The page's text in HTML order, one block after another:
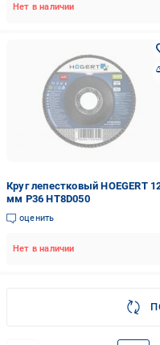
Нет в наличии
Круг лепестковый HOEGERT
мм P36 HT8D050
оценить
Нет в наличии